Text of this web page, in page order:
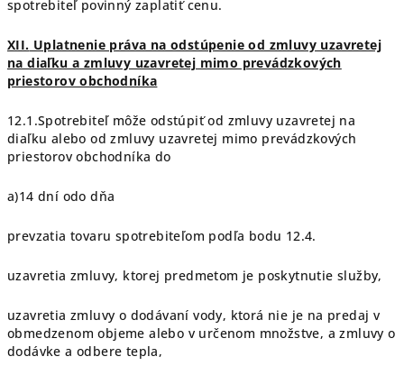
spotrebiteľ povinný zaplatiť cenu.
XII. Uplatnenie práva na odstúpenie od zmluvy uzavretej
na diaľku a zmluvy uzavretej mimo prevádzkových
priestorov obchodníka
12.1.Spotrebiteľ môže odstúpiť od zmluvy uzavretej na
diaľku alebo od zmluvy uzavretej mimo prevádzkových
priestorov obchodníka do
a)14 dní odo dňa
prevzatia tovaru spotrebiteľom podľa bodu 12.4.
uzavretia zmluvy, ktorej predmetom je poskytnutie služby,
uzavretia zmluvy o dodávaní vody, ktorá nie je na predaj v
obmedzenom objeme alebo v určenom množstve, a zmluvy o
dodávke a odbere tepla,